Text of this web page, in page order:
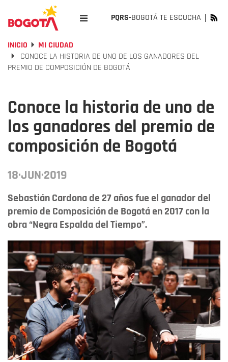
PQRS-BOGOTÁ TE ESCUCHA
INICIO
MI CIUDAD
CONOCE LA HISTORIA DE UNO DE LOS GANADORES DEL
PREMIO DE COMPOSICIÓN DE BOGOTÁ
Conoce la historia de uno de
los ganadores del premio de
composición de Bogotá
18·JUN·2019
Sebastián Cardona de 27 años fue el ganador del
premio de Composición de Bogotá en 2017 con la
obra “Negra Espalda del Tiempo”.